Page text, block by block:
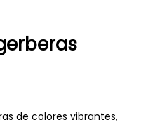
de colores vibrantes,